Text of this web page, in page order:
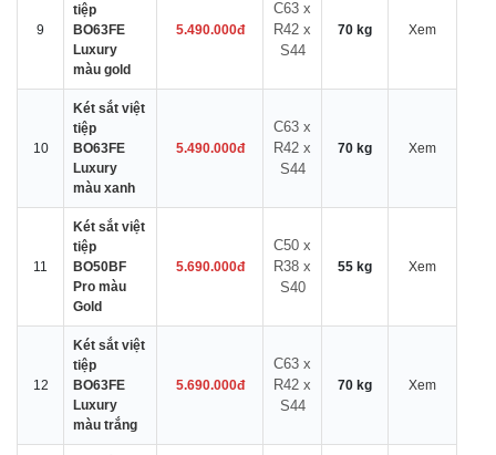
9
tiệp
BO63FE
Luxury
màu gold
5.490.000đ
C63 x
R42 x
S44
70 kg Xem
10
Két sắt việt
tiệp
BO63FE
Luxury
màu xanh
5.490.000đ
C63 x
R42 x
S44
70 kg Xem
11
Két sắt việt
tiệp
BO50BF
Pro màu
Gold
5.690.000đ
C50 x
R38 x
S40
55 kg Xem
12
Két sắt việt
tiệp
BO63FE
Luxury
màu trắng
5.690.000đ
C63 x
R42 x
S44
70 kg Xem